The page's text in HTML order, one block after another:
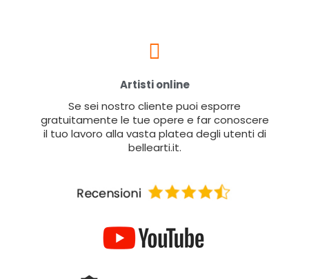
Artisti online
Se sei nostro cliente puoi esporre
gratuitamente le tue opere e far conoscere
il tuo lavoro alla vasta platea degli utenti di
bellearti.it.